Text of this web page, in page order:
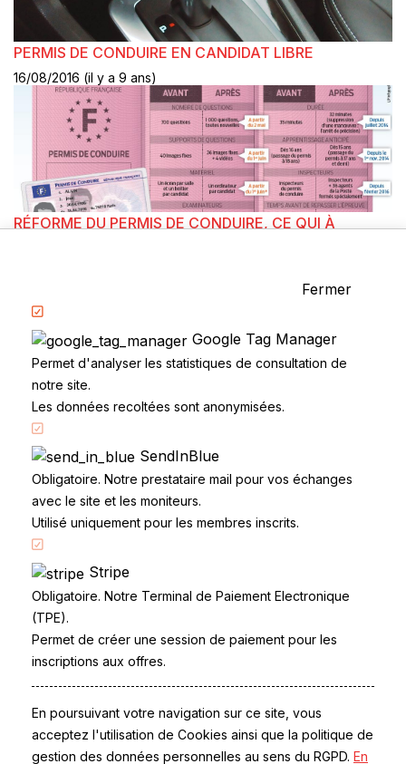
PERMIS DE CONDUIRE EN CANDIDAT LIBRE
16/08/2016 (il y a 9 ans)
RÉFORME DU PERMIS DE CONDUIRE, CE QUI À
Examen du permis
Questions fréquentes
Réglementation
Code de la route
Partenaires
Permis à points
CandidatLibre.net
Le Permis
Examen du permis
Fermer
Google Tag Manager
Permet d'analyser les statistiques de consultation de
notre site.
Les données recoltées sont anonymisées.
SendInBlue
Obligatoire. Notre prestataire mail pour vos échanges
avec le site et les moniteurs.
Utilisé uniquement pour les membres inscrits.
Stripe
Obligatoire. Notre Terminal de Paiement Electronique
(TPE).
Permet de créer une session de paiement pour les
inscriptions aux offres.
En poursuivant votre navigation sur ce site, vous
acceptez l'utilisation de Cookies ainsi que la politique de
gestion des données personnelles au sens du RGPD. En